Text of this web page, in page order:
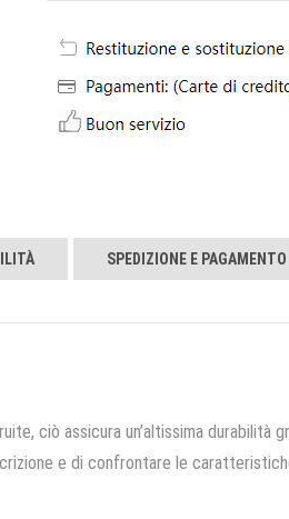
SPEDIZIONE E PAGAMENTO
ciò assicura un’altissima
e di confrontare le